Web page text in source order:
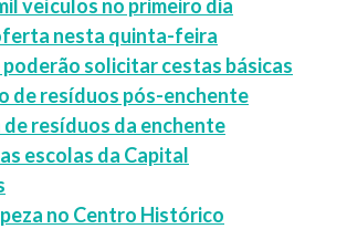
veículos no primeiro dia
nesta quinta-feira
solicitar cestas básicas
de resíduos pós-enchente
resíduos da enchente
escolas da Capital
no Centro Histórico